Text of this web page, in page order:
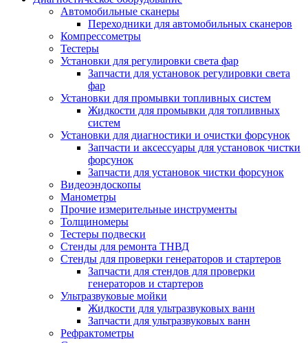
Автомобильные сканеры
Переходники для автомобильных сканеров
Компрессометры
Тестеры
Установки для регулировки света фар
Запчасти для установок регулировки света
фар
Установки для промывки топливных систем
Жидкости для промывки для топливных
систем
Установки для диагностики и очистки форсунок
Запчасти и аксессуары для установок чистки
форсунок
Запчасти для установок чистки форсунок
Видеоэндоскопы
Манометры
Прочие измерительные инструменты
Толщиномеры
Тестеры подвески
Стенды для ремонта ТНВД
Стенды для проверки генераторов и стартеров
Запчасти для стендов для проверки
генераторов и стартеров
Ультразвуковые мойки
Жидкости для ультразвуковых ванн
Запчасти для ультразвуковых ванн
Рефрактометры